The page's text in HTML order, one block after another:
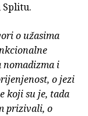
Splitu.
o užasima
nomadizma i
o jezi
koji su je, tada
prizivali, o